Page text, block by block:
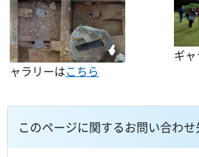
ャラリーはこちら
ギ
このページに関するお問い合わせ